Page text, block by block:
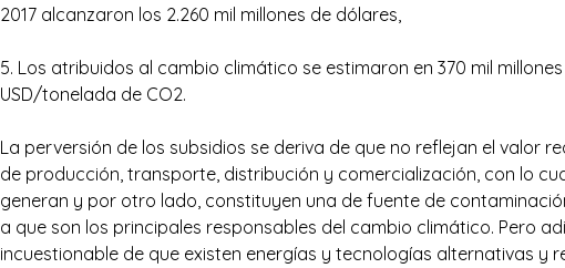
2017 alcanzaron los 2.260 mil millones de dólares,
5. Los atribuidos al cambio climático se estimaron en 370 mil
USD/tonelada de CO2.
La perversión de los subsidios se deriva de que no reflejan el valor
de producción, transporte, distribución y comercialización, con lo
generan y por otro lado, constituyen una de fuente de
a que son los principales responsables del cambio climático. Pero
incuestionable de que existen energías y tecnologías alternativas y